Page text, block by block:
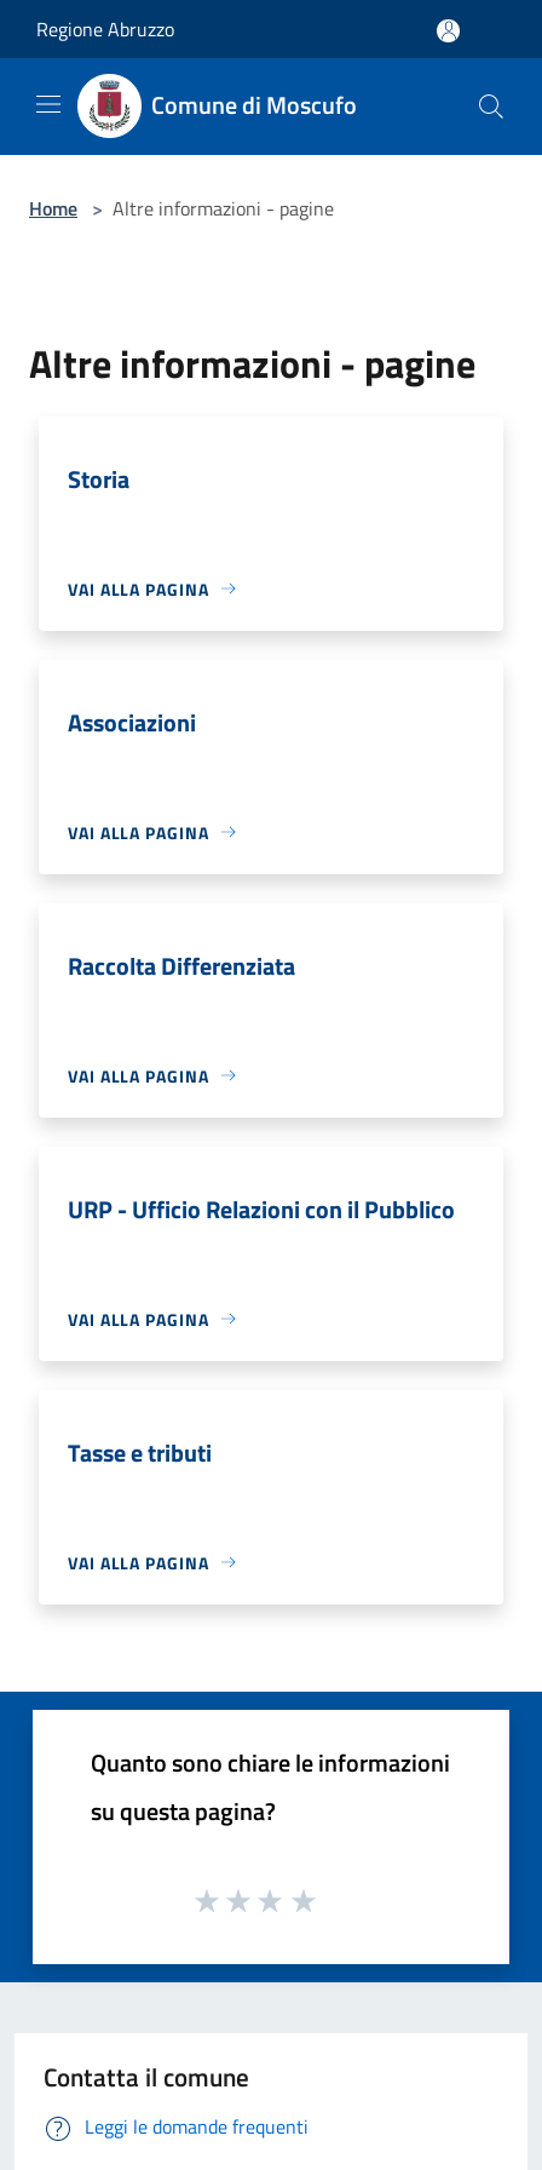
Regione Abruzzo
Comune di Moscufo
Home > Altre informazioni - pagine
Altre informazioni - pagine
Storia
VAI ALLA PAGINA
Associazioni
VAI ALLA PAGINA
Raccolta Differenziata
VAI ALLA PAGINA
URP - Ufficio Relazioni con il Pubblico
VAI ALLA PAGINA
Tasse e tributi
VAI ALLA PAGINA
Quanto sono chiare le informazioni
su questa pagina?
Contatta il comune
Leggi le domande frequenti